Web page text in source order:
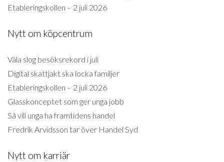
Etableringskollen – 2 juli 2026
Nytt om köpcentrum
Väla slog besöksrekord i juli
Digital skattjakt ska locka familjer
Etableringskollen – 2 juli 2026
Glasskonceptet som ger unga jobb
Så vill unga ha framtidens handel
Fredrik Arvidsson tar över Handel Syd
Nytt om karriär